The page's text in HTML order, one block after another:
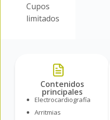
Cupos
limitados
Contenidos
principales
Electrocardiografía
Arritmias